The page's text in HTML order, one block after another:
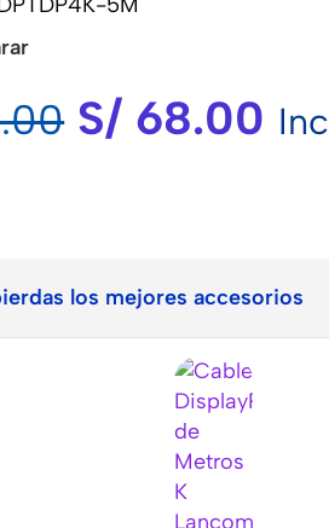
S/ 68.00 Inc
los mejores accesorios